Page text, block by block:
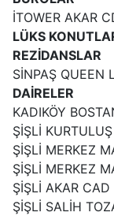
İTOWER AKAR
LÜKS
REZİDANSLAR
SİNPAŞ QUEEN
DAİRELER
KADIKÖY
ŞİŞLİ
ŞİŞLİ MERKEZ
ŞİŞLİ MERKEZ
ŞİŞLİ AKAR CAD
ŞİŞLİ SALİH